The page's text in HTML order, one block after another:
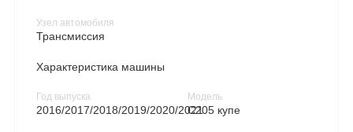
Узел автомобиля
Трансмиссия
Характеристика машины
Год выпуска
2016/2017/2018/2019/2020/2021
Модель
C205 купе